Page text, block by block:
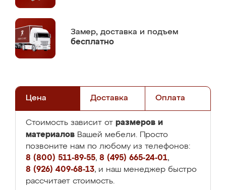
Замер, доставка и подъем
бесплатно
Цена Доставка Оплата
Стоимость зависит от размеров и
материалов Вашей мебели. Просто
позвоните нам по любому из телефонов:
8 (800) 511-89-55, 8 (495) 665-24-01,
8 (926) 409-68-13, и наш менеджер быстро
рассчитает стоимость.